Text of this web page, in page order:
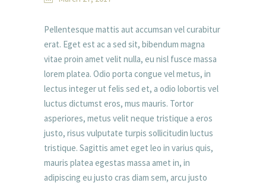
Pellentesque mattis aut accumsan vel curabitur
erat. Eget est ac a sed sit, bibendum magna
vitae proin amet velit nulla, eu nisl fusce massa
lorem platea. Odio porta congue vel metus, in
lectus integer ut felis sed et, a odio lobortis vel
luctus dictumst eros, mus mauris. Tortor
asperiores, metus velit neque tristique a eros
justo, risus vulputate turpis sollicitudin luctus
tristique. Sagittis amet eget leo in varius quis,
mauris platea egestas massa amet in, in
adipiscing eu justo cras diam sem, arcu justo